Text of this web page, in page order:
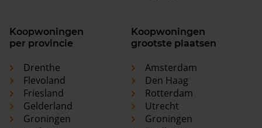
Koopwoningen
per provincie
Drenthe
Flevoland
Friesland
Gelderland
Groningen
Koopwoningen
grootste plaatsen
Amsterdam
Den Haag
Rotterdam
Utrecht
Groningen